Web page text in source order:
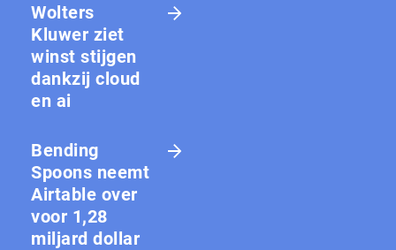
Wolters
Kluwer ziet
winst stijgen
dankzij cloud
en ai
Bending
Spoons neemt
Airtable over
voor 1,28
miljard dollar